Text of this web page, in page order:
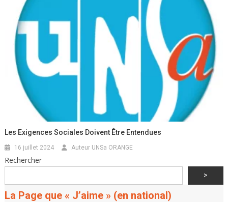
Les Exigences Sociales Doivent Être Entendues
16 juillet 2024 Auteur UNSa ORANGE
Rechercher
>
La Page que « J’aime » (en national)